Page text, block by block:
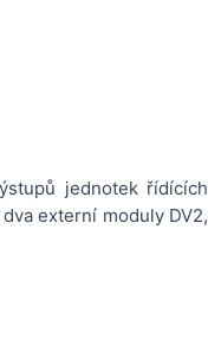
jednotek řídících
externí moduly DV2,